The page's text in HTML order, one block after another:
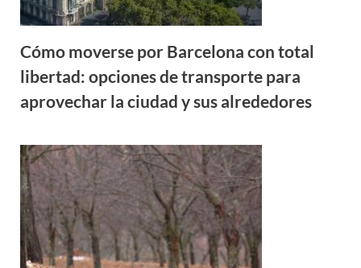
Cómo moverse por Barcelona con total
libertad: opciones de transporte para
aprovechar la ciudad y sus alrededores